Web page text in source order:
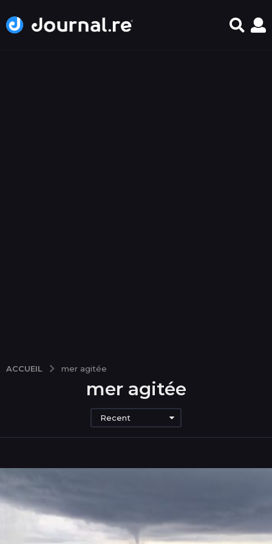
ACCUEIL mer agitée
mer agitée
Recent